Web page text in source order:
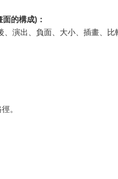
的構成)：
演出、負面、大小、插畫、
。